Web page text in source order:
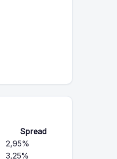
Spread
2,95%
3,25%